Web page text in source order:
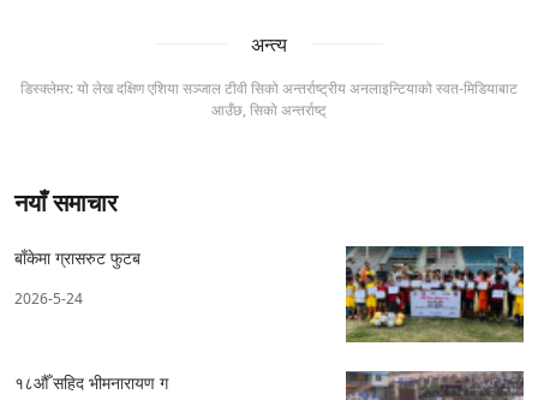
अन्त्य
डिस्क्लेमर: यो लेख दक्षिण एशिया सञ्जाल टीवी सिको अन्तर्राष्ट्रीय अनलाइन्टियाको स्वत-मिडियाबाट
आउँछ, सिको अन्तर्राष्ट्
नयाँ समाचार
बाँकेमा ग्रासरुट फुटब
2026-5-24
१८औँ सहिद भीमनारायण ग